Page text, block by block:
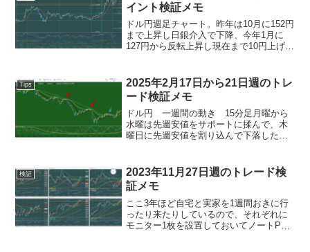
イント検証メモ
ドル円週足チャート。昨年は10月に152円
まで上昇し日銀介入で下降、今年1月に
127円から反転上昇し現在まで10円上げて
ナッチリトレースメント61.8％、一...
Tips
2025年2月17日から21日週のトレ
ード検証メモ
ドル円 一週間の動き 15分足月曜から
水曜は先週安値をサポートに揉んで、木
曜日に先週安値を割り込んで下落した。
もあって、このダブルサポート帯が破ら
れてロングぶん投...
検証
2023年11月27日週のトレード検
証メモ
ここ3年ほど自宅と実家を1週間おきに行
ったり来たりしているので、それぞれに
モニター1枚を設置しておいてノートPC